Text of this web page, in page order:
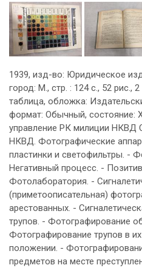
1939, изд-во: Юридическое
город: М., стр. : 124 с., 52 рис.,
таблица, обложка:
формат: Обычный, состояние:
управление РК милиции НКВД
НКВД. Фотографические
пластинки и светофильтры. -
Негативный процесс. -
Фотолаборатория. -
(приметоописательная)
арестованных. -
трупов. - Фотографирование
Фотографирование трупов в
положении. -
предметов на месте